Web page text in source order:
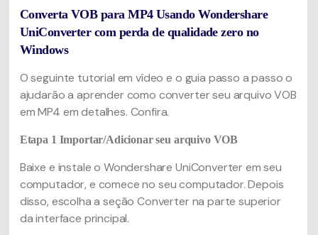
Converta VOB para MP4 Usando Wondershare
UniConverter com perda de qualidade zero no
Windows
O seguinte tutorial em vídeo e o guia passo a passo o
ajudarão a aprender como converter seu arquivo VOB
em MP4 em detalhes. Confira.
Etapa 1 Importar/Adicionar seu arquivo VOB
Baixe e instale o Wondershare UniConverter em seu
computador, e comece no seu computador. Depois
disso, escolha a seção Converter na parte superior
da interface principal.